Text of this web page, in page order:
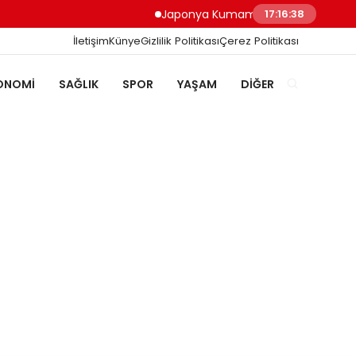
Japonya Kumamoto Depreminde
17:16:38
İletişimKünyeGizlilik PolitikasıÇerez Politikası
SAĞLIK SPOR YAŞAM DIĞER